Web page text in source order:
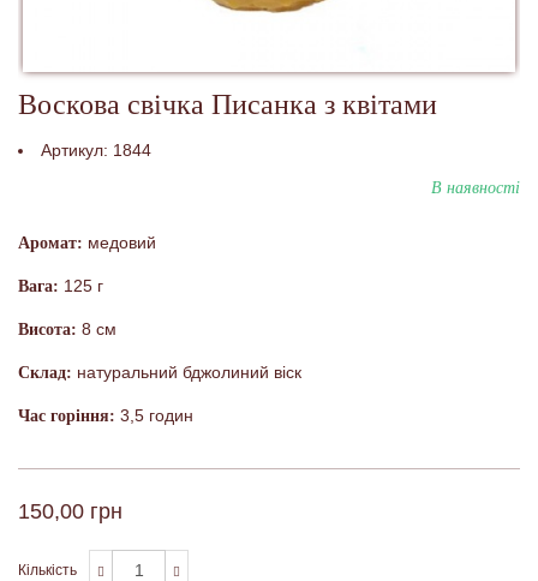
Воскова свічка Писанка з квітами
Артикул: 1844
В наявності
Аромат: медовий
Вага: 125 г
Висота: 8 см
Склад: натуральний бджолиний віск
Час горіння: 3,5 годин
150,00 грн
Кількість